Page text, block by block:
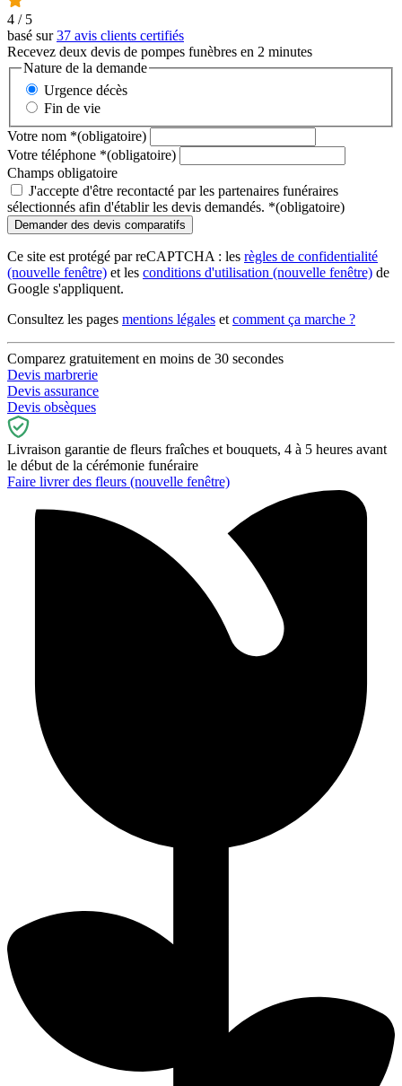
4 / 5
basé sur37 avis clients certifiés
Recevez deux devis de pompes funèbres en 2 minutes
Nature de la demande
Urgence décès
Fin de vie
Votre nom *(obligatoire)
Votre téléphone *(obligatoire)
Champs obligatoire
J'accepte d'être recontacté par les partenaires funéraires
sélectionnés afin d'établir les devis demandés. *(obligatoire)
Ce site est protégé par reCAPTCHA : les règles de confidentialité
(nouvelle fenêtre) et les conditions d'utilisation (nouvelle fenêtre) de
Google s'appliquent.
Consultez les pages mentions légales et comment ça marche ?
Comparez gratuitement en moins de 30 secondes
Devis marbrerie
Devis assurance
Devis obsèques
Livraison garantie de fleurs fraîches et bouquets, 4 à 5 heures avant
le début de la cérémonie funéraire
Faire livrer des fleurs (nouvelle fenêtre)